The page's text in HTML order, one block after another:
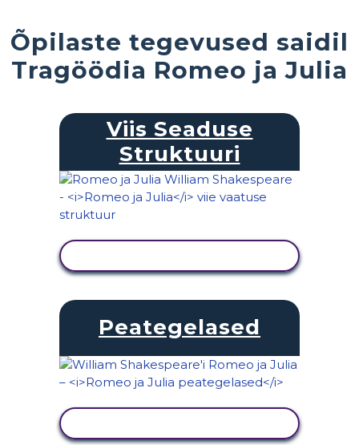
Õpilaste tegevused saidil
Tragöödia Romeo ja Julia
Viis Seaduse
Struktuuri
Peategelased